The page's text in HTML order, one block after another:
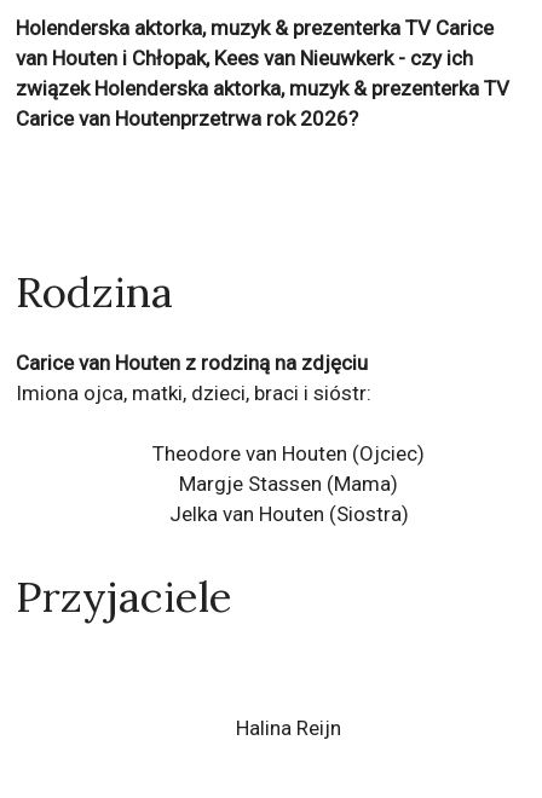
Holenderska aktorka, muzyk & prezenterka TV Carice
van Houten i Chłopak, Kees van Nieuwkerk - czy ich
związek Holenderska aktorka, muzyk & prezenterka TV
Carice van Houtenprzetrwa rok 2026?
Rodzina
Carice van Houten z rodziną na zdjęciu
Imiona ojca, matki, dzieci, braci i sióstr:
Theodore van Houten (Ojciec)
Margje Stassen (Mama)
Jelka van Houten (Siostra)
Przyjaciele
Halina Reijn